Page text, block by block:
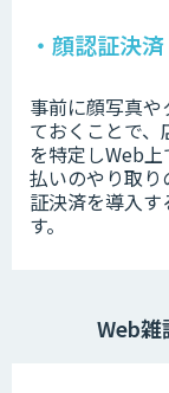
・顔認証決済
事前に顔写真
ておくことで
を特定しWeb
払いのやり取
証決済を導入
す。
Web雑